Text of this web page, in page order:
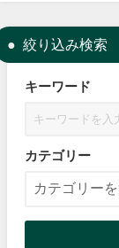
絞り込み検索
キーワード
カテゴリー